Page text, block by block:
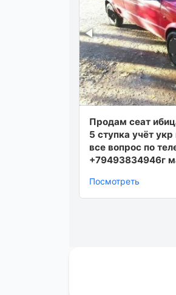
Продам сеат
5 ступка учëт
все вопрос по
+79493834946г
Посмотреть